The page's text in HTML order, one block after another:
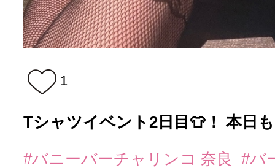
1
Tシャツイベント2日目👕！ 本日
#バニーバーチャリンコ 奈良
#バ